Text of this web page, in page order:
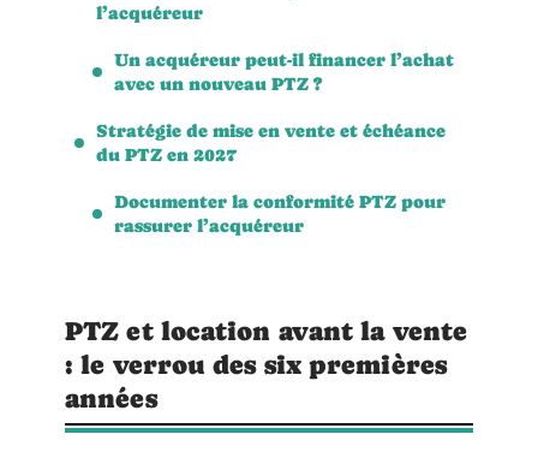
l’acquéreur
Un acquéreur peut-il financer l’achat
avec un nouveau PTZ ?
Stratégie de mise en vente et échéance
du PTZ en 2027
Documenter la conformité PTZ pour
rassurer l’acquéreur
PTZ et location avant la vente
: le verrou des six premières
années